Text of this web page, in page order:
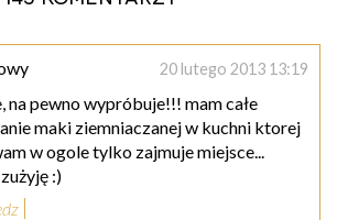
20 lutego 2013 13:19
na pewno wypróbuje!!! mam całe
maki ziemniaczanej w kuchni ktorej
w ogole tylko zajmuje miejsce...
:)